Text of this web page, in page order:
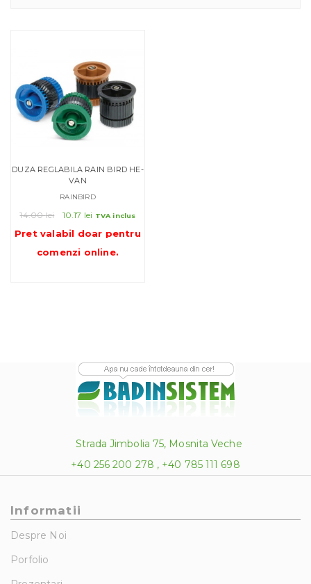
DUZA REGLABILA RAIN BIRD HE-
VAN
RAINBIRD
14.00lei
Prețul
a
fost:
10.17 lei Prețul
este:
10.17 lei.
TVA inclus
Pret valabil doar pentru
comenzi online.
Strada Jimbolia 75, Mosnita Veche
+40 256 200 278 , +40 785 111 698
Informatii
Despre Noi
Porfolio